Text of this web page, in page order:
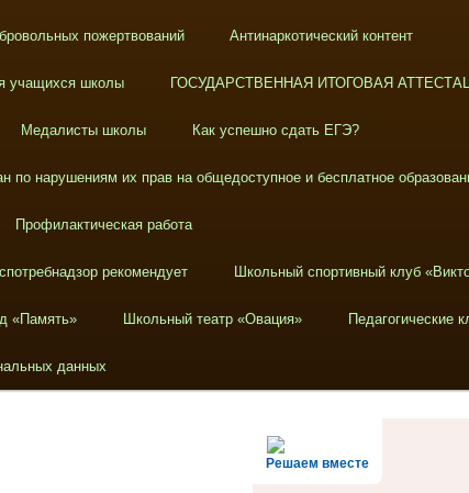
пожертвований Антинаркотический контент
учащихся школы ГОСУДАРСТВЕННАЯ ИТОГОВАЯ
Медалисты школы Как успешно сдать ЕГЭ?
нарушениям их прав на общедоступное и бесплатное
Профилактическая работа
рекомендует Школьный спортивный клуб
«Память» Школьный театр «Овация» Педагогические
данных
Решаем вместе